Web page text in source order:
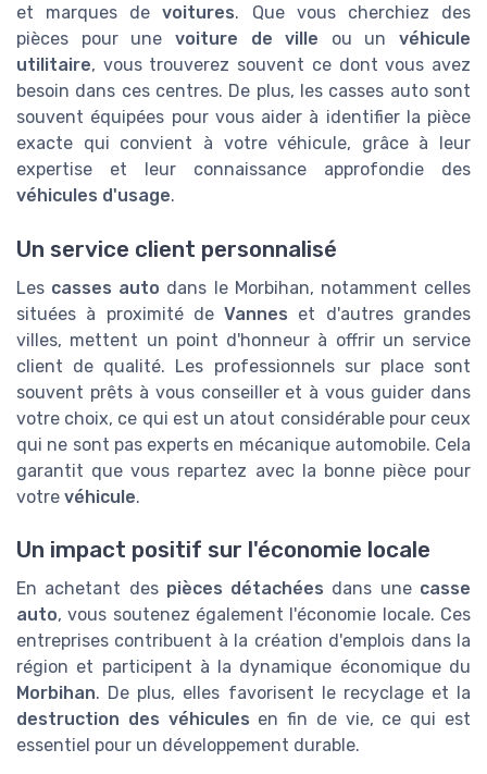
et marques devoitures. Que vous cherchiez des
pièces pour une voiture de ville ou un véhicule
utilitaire, vous trouverez souvent ce dont vous avez
besoin dans ces centres. De plus, les casses auto sont
souvent équipées pour vous aider à identifier la pièce
exacte qui convient à votre véhicule, grâce à leur
expertise et leur connaissance approfondie des
véhicules d'usage.
Un service client personnalisé
Les casses auto dans le Morbihan, notamment celles
situées à proximité deVannes et d'autres grandes
villes, mettent un point d'honneur à offrir un service
client de qualité. Les professionnels sur place sont
souvent prêts à vous conseiller et à vous guider dans
votre choix, ce qui est un atout considérable pour ceux
qui ne sont pas experts en mécanique automobile. Cela
garantit que vous repartez avec la bonne pièce pour
votre véhicule.
Un impact positif sur l'économie locale
En achetant des pièces détachées dans une casse
auto, vous soutenez également l'économie locale. Ces
entreprises contribuent à la création d'emplois dans la
région et participent à la dynamique économique du
Morbihan. De plus, elles favorisent le recyclage et la
destruction des véhicules en fin de vie, ce qui est
essentiel pour un développement durable.